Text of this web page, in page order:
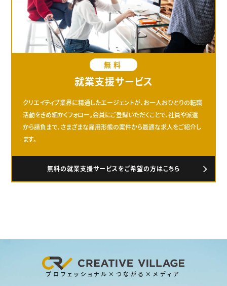
無料
就業支援サービス
クリエイティブ業界に精通したエージェントが、お一人おひとりの転職
活動をきめ細かくフォロー。会員にご登録いただくことで、社員や派遣
から請負まで、さまざまな雇用形態の案件から最適な求人をご紹介し
ます。
無料の就業支援サービスをご希望の方はこちら
プロフェッショナル×つながる×メディア